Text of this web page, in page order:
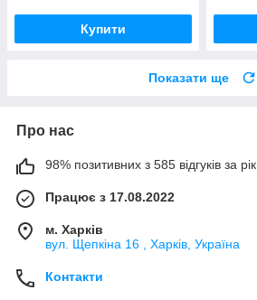
Купити
Показати ще
Про нас
98% позитивних з 585 відгуків за рік
Працює з 17.08.2022
м. Харків
вул. Щепкіна 16 , Харків, Україна
Контакти